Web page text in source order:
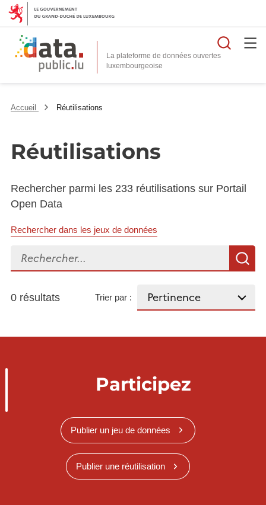
La plateforme de données ouvertes
Accueil Réutilisations
Réutilisations
Rechercher parmi les 233 réutilisations sur Portail
Open Data
Rechercher dans les jeux de données
Rechercher...
0 résultats Trier par :
Participez
Publier un jeu de données
Publier une réutilisation